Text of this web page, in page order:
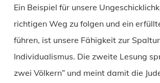
Ein Beispiel für unsere
richtigen Weg zu folgen und ein
führen, ist unsere Fähigkeit zur
Individualismus. Die zweite Lesung
zwei Völkern” und meint damit die